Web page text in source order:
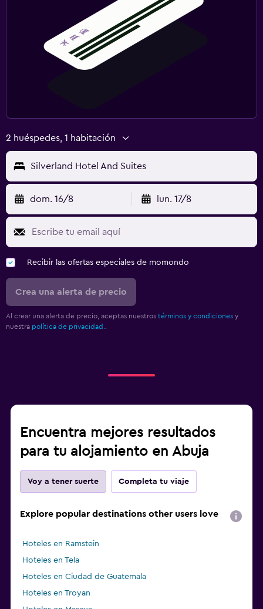
2 huéspedes, 1 habitación
Silverland Hotel And Suites
dom. 16/8 lun. 17/8
Recibir las ofertas especiales de momondo
Crea una alerta de precio
Al crear una alerta de precio, aceptas nuestros términos y condiciones y
nuestra política de privacidad.
Encuentra mejores resultados
para tu alojamiento en Abuja
Voy a tener suerte Completa tu viaje
Explore popular destinations other users love
Hoteles en Ramstein
Hoteles en Tela
Hoteles en Ciudad de Guatemala
Hoteles en Troyan